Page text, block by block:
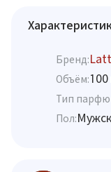
Бренд:
Объём:
Тип
Пол: